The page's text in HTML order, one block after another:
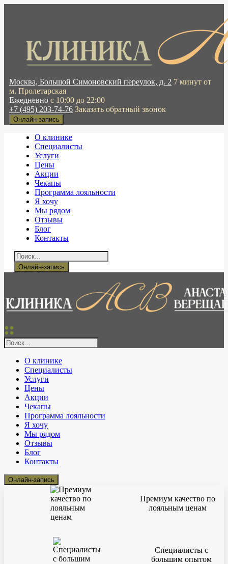
Москва, Большой Симоновский переулок, д. 2 7 минут от
м. Пролетарская
Ежедневно с 10:00 до 22:00
+7 (495) 203-74-76 Заказать обратный звонок
Онлайн-запись
О клинике
Специалисты
Услуги
Цены
Акции
Чекапы
Программа лояльности
Я хочу
Мы рядом
Отзывы
Блог
Контакты
Онлайн-запись
О клинике
Специалисты
Услуги
Цены
Акции
Чекапы
Программа лояльности
Я хочу
Мы рядом
Отзывы
Блог
Контакты
Онлайн-запись
Премиум качество по
лояльным ценам
Специалисты с
большим опытом